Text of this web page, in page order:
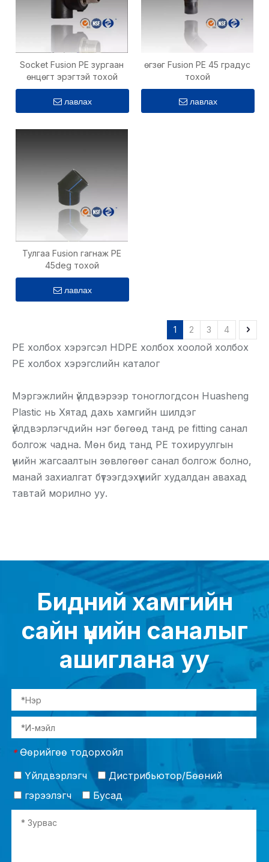
Socket Fusion PE зургаан
өнцөгт эрэгтэй тохой
лавлах
өгзөг Fusion PE 45 градус
тохой
лавлах
Тулгаа Fusion гагнаж PE
45deg тохой
лавлах
1 2 3 4
PE холбох хэрэгсэл HDPE холбох хоолой холбох
PE холбох хэрэгслийн каталог
Мэргэжлийн үйлдвэрээр тоноглогдсон Huasheng
Plastic нь Хятад дахь хамгийн шилдэг
үйлдвэрлэгчдийн нэг бөгөөд танд pe fitting санал
болгож чадна. Мөн бид танд PE тохируулгын
үнийн жагсаалтын зөвлөгөөг санал болгож болно,
манай захиалгат бүтээгдэхүүнийг худалдан авахад
тавтай морилно уу.
Бидний хамгийн
сайн үнийн саналыг
ашиглана уу
* Өөрийгөө тодорхойл
Үйлдвэрлэгч
Дистрибьютор/Бөөний
гэрээлэгч
Бусад